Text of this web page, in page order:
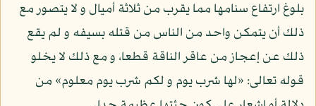
بلوغ ارتفاع سنامها مما يقرب من ثلاثة أميال و لا يتصور مع
ذلك أن يتمكن واحد من الناس من قتله بسيفه و لم يقع
ذلك عن إعجاز من عاقر الناقة قطعا، و مع ذلك لا يخلو
قوله تعالى: «لها شرب يوم و لكم شرب يوم معلوم» من